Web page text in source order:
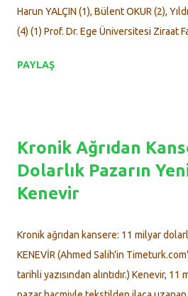
tamamen gönüllülük esasıyla, büyük
emeğin ürünü ...
Harun YALÇIN (1), Bülent OKUR (2),
(4) (1) Prof. Dr. Ege Üniversitesi Ziraat
Fakültesi Toprak Bölümü 35100
ve ülkemizde toprağın, suyun ve genel
korunmasının önemli olduğu bilinci
düşünce sonucunda ülkemizde
işlemeye ve doğrudan ekime sıcak
çalışmalarını yoğunlaştırmaya
işleme düşüncesi, üretimin her
gerektiren tekniklerin kullanımına ve
PAYLAŞ
Kronik Ağrıdan
Dolarlık Pazarın Yeni
Kenevir
Kronik ağrıdan kansere: 11 milyar
KENEVİR (Ahmed Salih'in
tarihli yazısından alıntıdır.) Kenevir,